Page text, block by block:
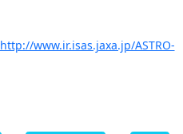
http://www.ir.isas.jaxa.jp/ASTRO-